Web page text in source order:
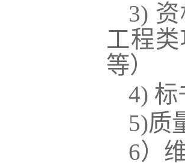
3)
工程
等）
4) 标
5)质
6）